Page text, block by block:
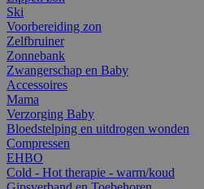
Ski
Voorbereiding zon
Zelfbruiner
Zonnebank
Zwangerschap en Baby
Accessoires
Mama
Verzorging Baby
Bloedstelping en uitdrogen wonden
Compressen
EHBO
Cold - Hot therapie - warm/koud